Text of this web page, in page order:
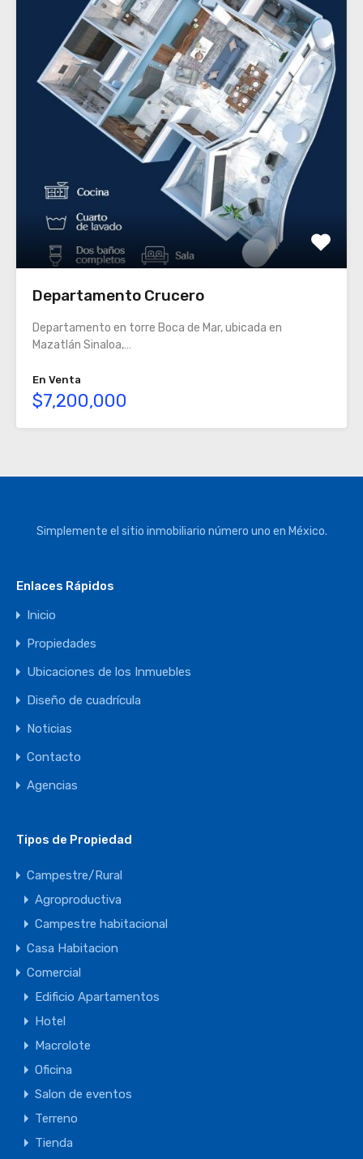
Departamento Crucero
Departamento en torre Boca de Mar, ubicada en
Mazatlán Sinaloa,…
En Venta
$7,200,000
Simplemente el sitio inmobiliario número uno en México.
Enlaces Rápidos
Inicio
Propiedades
Ubicaciones de los Inmuebles
Diseño de cuadrícula
Noticias
Contacto
Agencias
Tipos de Propiedad
Campestre/Rural
Agroproductiva
Campestre habitacional
Casa Habitacion
Comercial
Edificio Apartamentos
Hotel
Macrolote
Oficina
Salon de eventos
Terreno
Tienda